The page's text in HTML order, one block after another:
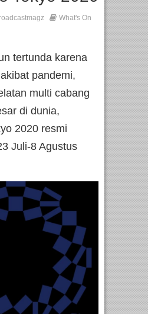
What's On
tertunda karena
pandemi,
multi cabang
di dunia,
2020 resmi
Juli-8 Agustus